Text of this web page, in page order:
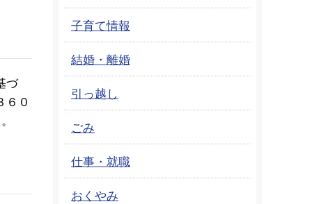
づ
６０
子育て情報
結婚・離婚
引っ越し
ごみ
仕事・就職
おくやみ